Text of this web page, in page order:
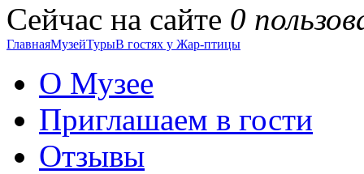
Сейчас на сайте 0
ГлавнаяМузейТурыВ гостях у Жар-птицы
О Музее
Приглашаем в гости
Отзывы